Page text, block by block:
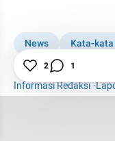
News Kata-
Joko Widodo
Informasi Redaksi·
2 1